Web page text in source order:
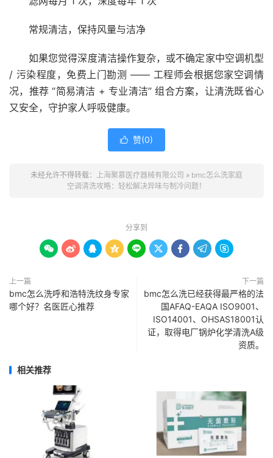
常规清洁，保持风量与洁净
如果您觉得深度清洁操作复杂，或不确定家中空调机型
/ 污染程度，免费上门勘测 —— 工程师会根据您家空调情
况，推荐 “简易清洁 + 专业清洁” 组合方案，让清洗既省心
又安全，守护家人呼吸健康。
 赞(0)
未经允许不得转载： 上海聚慕医疗器械有限公司 » bmc怎么洗家庭
空调清洗攻略：轻松解决异味与制冷问题！
分享到
        
上一篇
bmc怎么洗呼和浩特洗纹身专家
哪个好？名医匠心推荐
下一篇
bmc怎么洗已经获得最严格的法
国AFAQ-EAQA ISO9001、
ISO14001、OHSAS18001认
证，取得电厂锅炉化学清洗A级
资质。
相关推荐